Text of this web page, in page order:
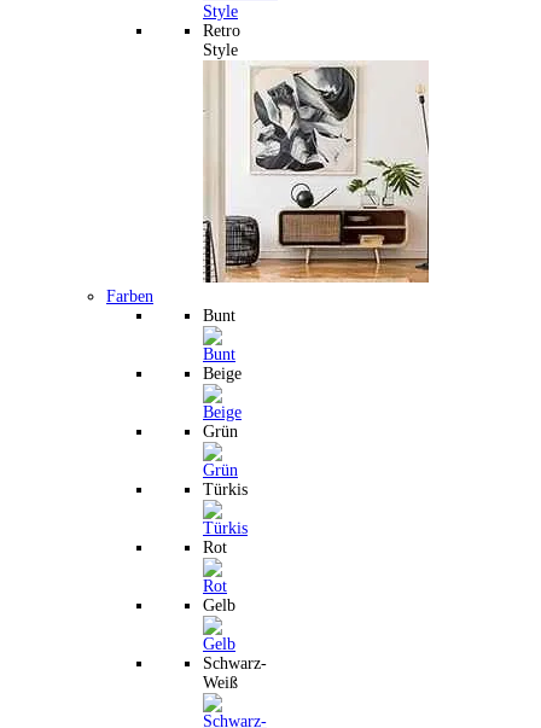
Retro
Style
Farben
Bunt
Beige
Grün
Türkis
Rot
Gelb
Schwarz-
Weiß